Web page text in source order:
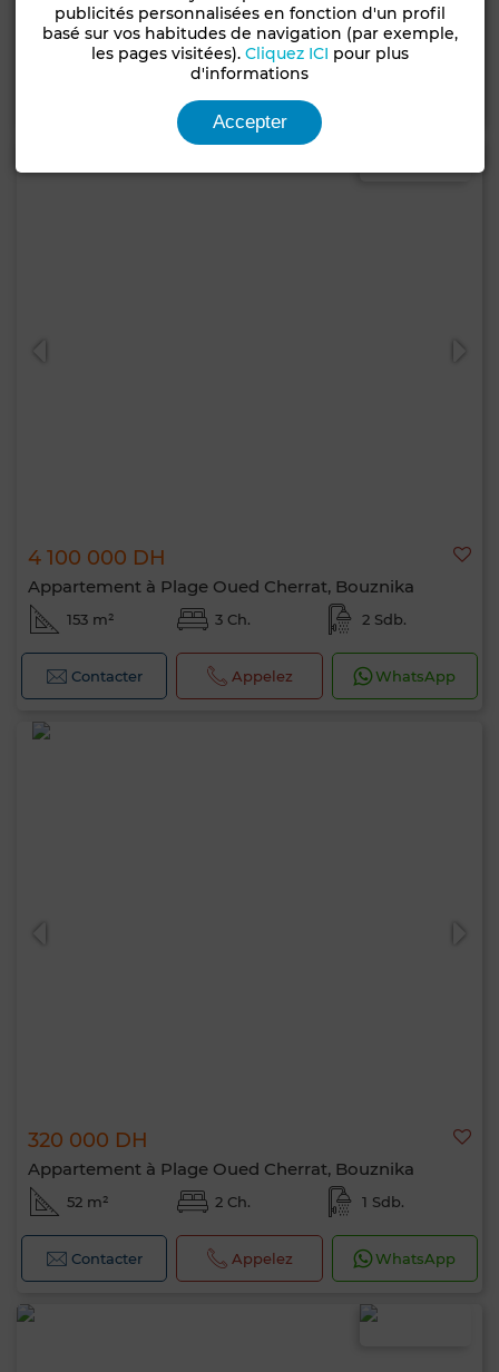
130 m² 2 Ch. 2 Sdb.
4 100 000 DH
Appartement à Plage Oued Cherrat, Bouznika
153 m² 3 Ch. 2 Sdb.
Contacter Appelez WhatsApp
320 000 DH
Appartement à Plage Oued Cherrat, Bouznika
52 m² 2 Ch. 1 Sdb.
Contacter Appelez WhatsApp
publicités personnalisées en fonction d'un profil
basé sur vos habitudes de navigation (par exemple,
les pages visitées). Cliquez ICI pour plus
d'informations
Accepter